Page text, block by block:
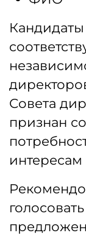
Совета
признан